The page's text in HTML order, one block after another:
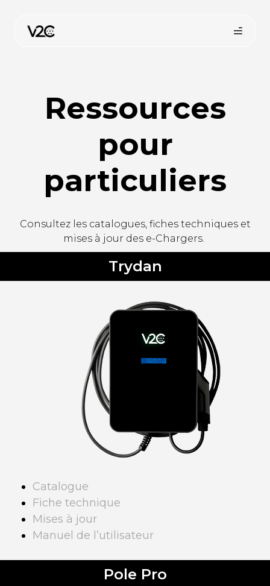
contenu
Ressources
pour
particuliers
Consultez les catalogues, fiches techniques et
mises à jour des e-Chargers.
Trydan
Catalogue
Fiche technique
Mises à jour
Manuel de l’utilisateur
Pole Pro